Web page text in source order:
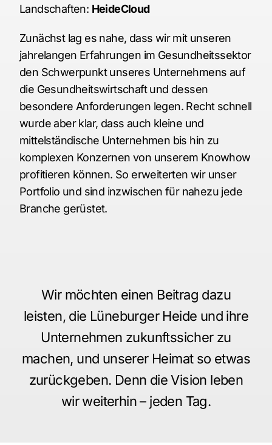
Landschaften: HeideCloud
Zunächst lag es nahe, dass wir mit unseren
jahrelangen Erfahrungen im Gesundheitssektor
den Schwerpunkt unseres Unternehmens auf
die Gesundheitswirtschaft und dessen
besondere Anforderungen legen. Recht schnell
wurde aber klar, dass auch kleine und
mittelständische Unternehmen bis hin zu
komplexen Konzernen von unserem Knowhow
profitieren können. So erweiterten wir unser
Portfolio und sind inzwischen für nahezu jede
Branche gerüstet.
Wir möchten einen Beitrag dazu
leisten, die Lüneburger Heide und ihre
Unternehmen zukunftssicher zu
machen, und unserer Heimat so etwas
zurückgeben. Denn die Vision leben
wir weiterhin – jeden Tag.